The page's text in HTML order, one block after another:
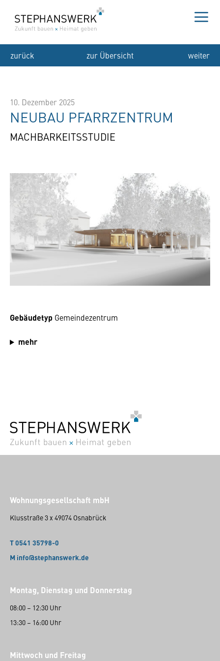
Inhalt
springen
zurück zur Übersicht weiter
10. Dezember 2025
NEUBAU PFARRZENTRUM
MACHBARKEITSSTUDIE
Gebäudetyp Gemeindezentrum
mehr
Wohnungsgesellschaft mbH
Klusstraße 3 x 49074 Osnabrück
T 0541 35798-0
M info@stephanswerk.de
Montag, Dienstag und Donnerstag
08:00 – 12:30 Uhr
13:30 – 16:00 Uhr
Mittwoch und Freitag